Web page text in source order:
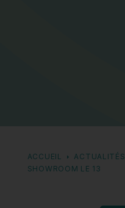
ACCUEIL ACTUALITÉS
SHOWROOM LE 13